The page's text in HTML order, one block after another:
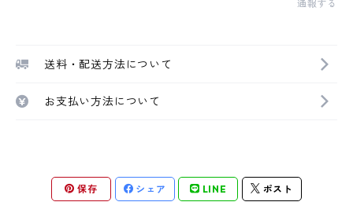
通報する
送料・配送方法について
お支払い方法について
保存 シェア LINE ポスト